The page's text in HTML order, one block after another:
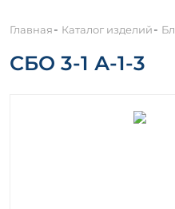
Главная- Каталог изделий-
СБО 3-1 А-1-3